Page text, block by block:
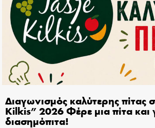
Διαγωνισμός καλύτερης πίτας
Kilkis” 2026 Φέρε μια πίτα και
διασημόπιτα!